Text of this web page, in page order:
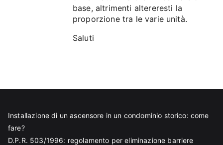
base, altrimenti altereresti la
proporzione tra le varie unità.
Saluti
Installazione di un ascensore in un condominio storico: come
fare?
D.P.R. 503/1996: regolamento per eliminazione barriere